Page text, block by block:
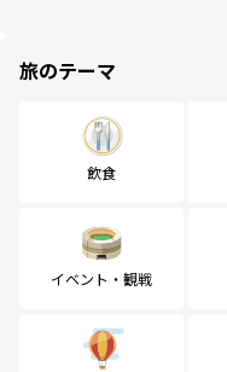
旅のテーマ
飲食
イベント・観戦